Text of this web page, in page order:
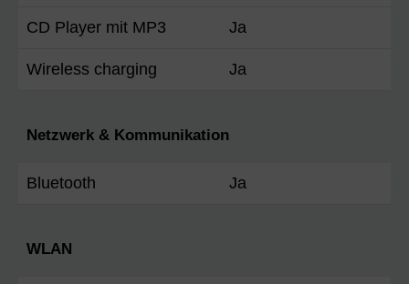
CD Player mit MP3 Ja
Wireless charging Ja
Netzwerk & Kommunikation
Bluetooth Ja
WLAN